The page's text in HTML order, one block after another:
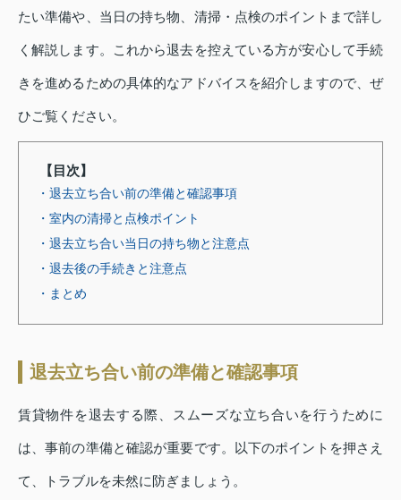
たい準備や、当日の持ち物、清掃・点検のポイントまで詳し
く解説します。これから退去を控えている方が安心して手続
きを進めるための具体的なアドバイスを紹介しますので、ぜ
ひご覧ください。
【目次】
・退去立ち合い前の準備と確認事項
・室内の清掃と点検ポイント
・退去立ち合い当日の持ち物と注意点
・退去後の手続きと注意点
・まとめ
退去立ち合い前の準備と確認事項
賃貸物件を退去する際、スムーズな立ち合いを行うために
は、事前の準備と確認が重要です。以下のポイントを押さえ
て、トラブルを未然に防ぎましょう。